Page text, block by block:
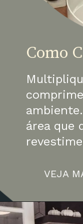
área que
VEJA
Como